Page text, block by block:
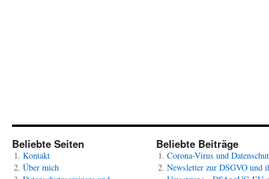
Beliebte Seiten
Kontakt
Über mich
Beliebte Beiträge
Corona-Virus und
Newsletter zur DSGVO und